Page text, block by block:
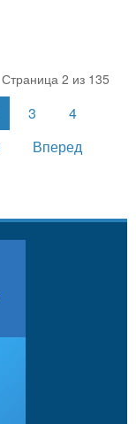
Страница 2 из 135
3
4
Вперед